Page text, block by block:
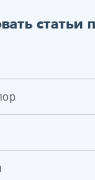
статьи